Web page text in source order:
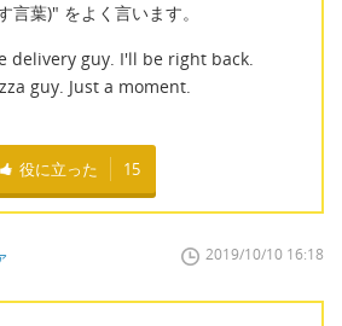
言葉)" をよく言います。
delivery guy. I'll be right back.
guy. Just a moment.
役に立った 15
2019/10/10 16:18